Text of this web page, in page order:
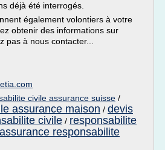
déjà été interrogés.
également volontiers à votre
obtenir des informations sur
pas à nous contacter...
civile assurance suisse /
assurance maison / devis
civile / responsabilite
assurance responsabilite